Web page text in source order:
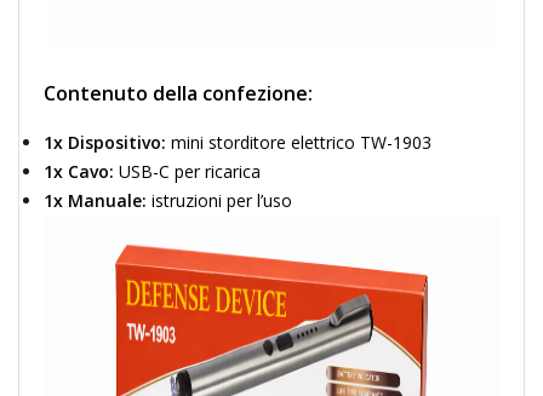
Contenuto della confezione:
1x Dispositivo: mini storditore elettrico TW-1903
1x Cavo: USB-C per ricarica
1x Manuale: istruzioni per l’uso